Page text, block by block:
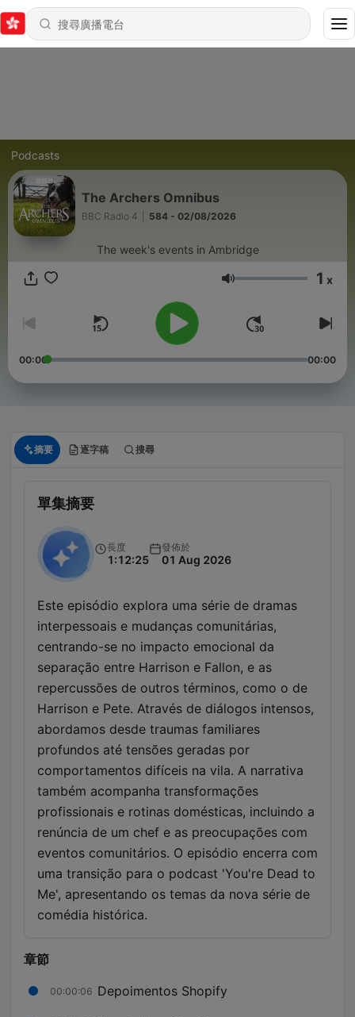
Podcasts
The Archers Omnibus
BBC Radio 4 584 - 02/08/2026
The week's events in Ambridge
音量 1 x
00:00 00:00
摘要 逐字稿 搜尋
單集摘要
長度
1:12:25
發佈於
01 Aug 2026
Este episódio explora uma série de dramas
interpessoais e mudanças comunitárias,
centrando-se no impacto emocional da
separação entre Harrison e Fallon, e as
repercussões de outros términos, como o de
Harrison e Pete. Através de diálogos intensos,
abordamos desde traumas familiares
profundos até tensões geradas por
comportamentos difíceis na vila. A narrativa
também acompanha transformações
profissionais e rotinas domésticas, incluindo a
renúncia de um chef e as preocupações com
eventos comunitários. O episódio encerra com
uma transição para o podcast 'You're Dead to
Me', apresentando os temas da nova série de
comédia histórica.
章節
00:00:06 Depoimentos Shopify